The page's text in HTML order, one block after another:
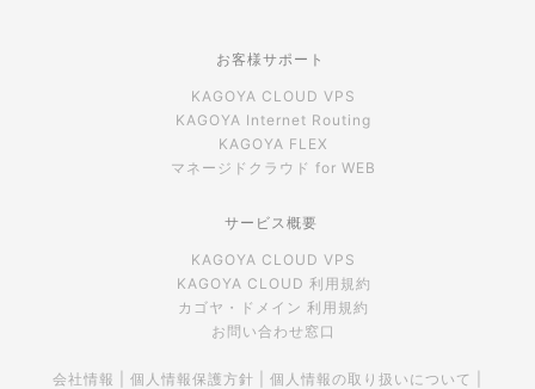
お客様サポート
KAGOYA CLOUD VPS
KAGOYA Internet Routing
KAGOYA FLEX
マネージドクラウド for WEB
サービス概要
KAGOYA CLOUD VPS
KAGOYA CLOUD 利用規約
カゴヤ・ドメイン 利用規約
お問い合わせ窓口
会社情報 個人情報保護方針 個人情報の取り扱いについて